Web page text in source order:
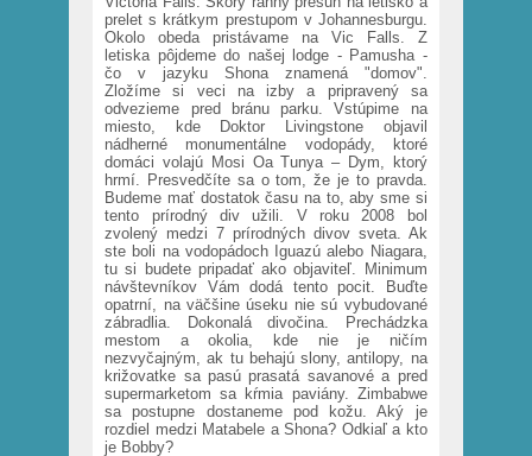
prelet s krátkym prestupom v Johannesburgu.
Okolo obeda pristávame na Vic Falls. Z
letiska pôjdeme do našej lodge - Pamusha -
čo v jazyku Shona znamená "domov".
Zložíme si veci na izby a pripravený sa
odvezieme pred bránu parku. Vstúpime na
miesto, kde Doktor Livingstone objavil
nádherné monumentálne vodopády, ktoré
domáci volajú Mosi Oa Tunya – Dym, ktorý
hrmí. Presvedčíte sa o tom, že je to pravda.
Budeme mať dostatok času na to, aby sme si
tento prírodný div užili. V roku 2008 bol
zvolený medzi 7 prírodných divov sveta. Ak
ste boli na vodopádoch Iguazú alebo Niagara,
tu si budete pripadať ako objaviteľ. Minimum
návštevníkov Vám dodá tento pocit. Buďte
opatrní, na väčšine úseku nie sú vybudované
zábradlia. Dokonalá divočina. Prechádzka
mestom a okolia, kde nie je ničím
nezvyčajným, ak tu behajú slony, antilopy, na
križovatke sa pasú prasatá savanové a pred
supermarketom sa kŕmia paviány. Zimbabwe
sa postupne dostaneme pod kožu. Aký je
rozdiel medzi Matabele a Shona? Odkiaľ a kto
je Bobby?